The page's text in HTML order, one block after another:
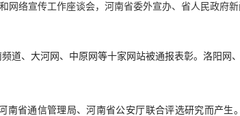
网络宣传工作座谈会，河南省委外宣办、省人民政府
道、大河网、中原网等十家网站被通报表彰。洛阳网
南省通信管理局、河南省公安厅联合评选研究而产生